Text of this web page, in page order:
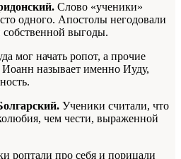
Слово «ученики»
одного. Апостолы негодовали
выгоды.
мог начать ропот, а прочие
называет именно Иуду,
Ученики считали, что
чем чести, выраженной
роптали про себя и порицали